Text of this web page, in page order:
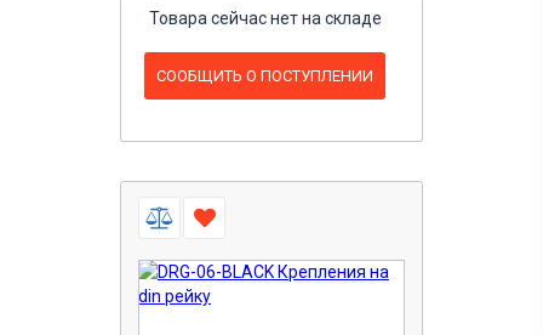
Товара сейчас нет на складе
СООБЩИТЬ О ПОСТУПЛЕНИИ